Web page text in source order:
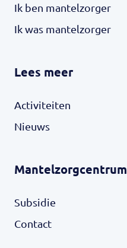
Ik ben mantelzorger
Ik was mantelzorger
Lees meer
Activiteiten
Nieuws
Mantelzorgcentrum
Subsidie
Contact